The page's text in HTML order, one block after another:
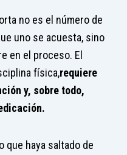
no es el número de
uno se acuesta, sino
en el proceso. El
física,requiere
y, sobre todo,
que haya saltado de